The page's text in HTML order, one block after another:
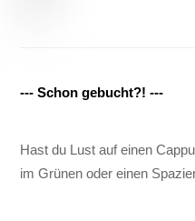
--- Schon gebucht?! ---
Hast du Lust auf einen
im Grünen oder einen